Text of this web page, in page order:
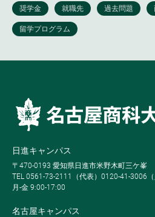
日進キャンパス
〒470-0193 愛知県日進市米野木町三ケ峯
TEL 0561-73-2111（代表）0120-41-3006（
月-金 9:00-17:00
名古屋キャンパス